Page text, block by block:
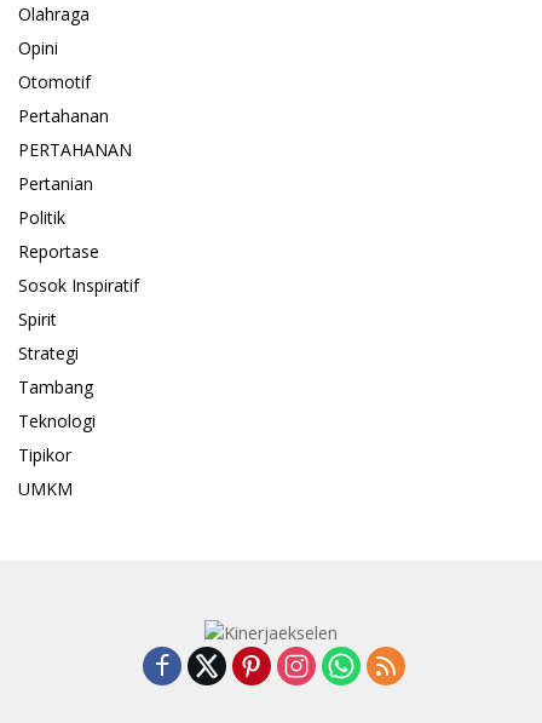
Olahraga
Opini
Otomotif
Pertahanan
PERTAHANAN
Pertanian
Politik
Reportase
Sosok Inspiratif
Spirit
Strategi
Tambang
Teknologi
Tipikor
UMKM